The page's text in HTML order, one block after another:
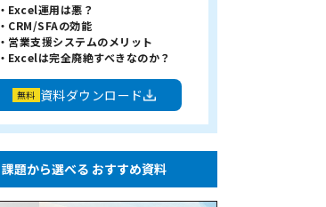
・Excel運用は悪？
・CRM/SFAの効能
・営業支援システムのメリット
・Excelは完全廃絶すべきなのか？
資料ダウンロード
課題から選べる おすすめ資料